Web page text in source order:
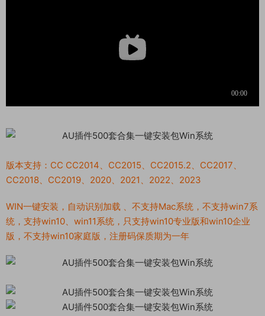
版本支持：CC CC2014、CC2015、CC2015.2、CC2017、
CC2018、CC2019、2020、2021、2022、2023
WIN一键安装，自动识别加载 、不支持Mac系统，不支持win7系
统，支持win10、win11系统，只支持win10专业版和win10企业
版，不支持win10家庭版，注册码保质期为一年